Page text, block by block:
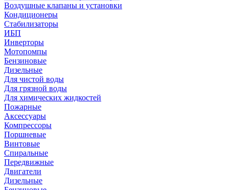
Воздушные клапаны и установки
Кондиционеры
Стабилизаторы
ИБП
Инверторы
Мотопомпы
Бензиновые
Дизельные
Для чистой воды
Для грязной воды
Для химических жидкостей
Пожарные
Аксессуары
Компрессоры
Поршневые
Винтовые
Спиральные
Передвижные
Двигатели
Дизельные